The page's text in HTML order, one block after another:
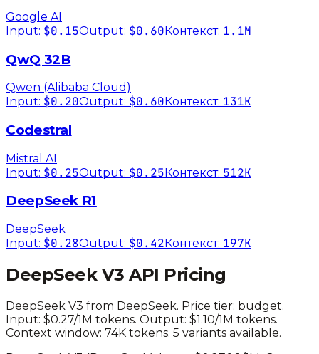
Google AI
Input: $0.15Output: $0.60Контекст: 1.1M
QwQ 32B
Qwen (Alibaba Cloud)
Input: $0.20Output: $0.60 Контекст: 131K
Codestral
Mistral AI
Input: $0.25Output: $0.25Контекст: 512K
DeepSeek R1
DeepSeek
Input: $0.28Output: $0.42 Контекст: 197K
DeepSeek V3 API Pricing
DeepSeek V3 from DeepSeek. Price tier: budget.
Input: $0.27/1M tokens. Output: $1.10/1M tokens.
Context window: 74K tokens. 5 variants available.